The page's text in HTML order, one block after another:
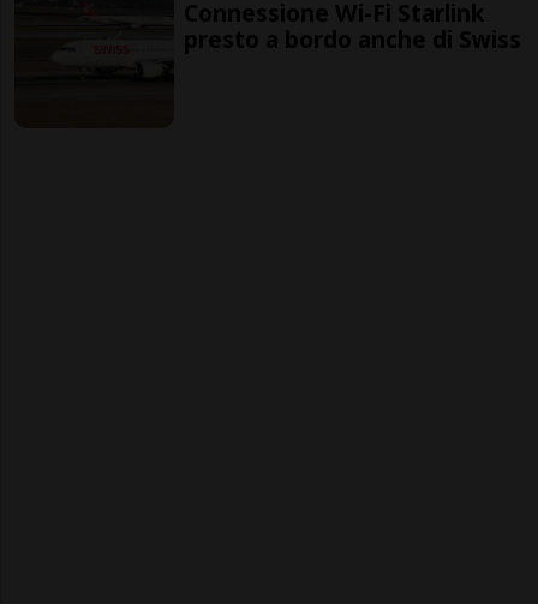
Connessione Wi-Fi Starlink
presto a bordo anche di Swiss